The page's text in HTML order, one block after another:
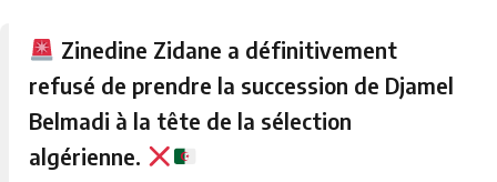
Zinedine Zidane a définitivement
refusé de prendre la succession de Djamel
Belmadi à la tête de la sélection
algérienne.